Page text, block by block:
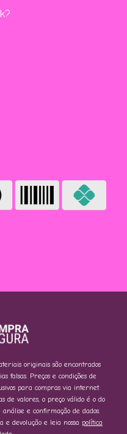
originais são encontrados
falsas. Preços e condições de
para compras via internet.
de valores, o preço válido é o do
e confirmação de dados.
e devolução e leia nossa política